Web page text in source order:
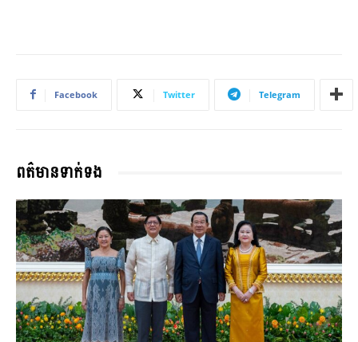
Facebook Twitter Telegram
ពត៌មានទាក់ទង